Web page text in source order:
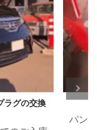
修理キ
VW
VW